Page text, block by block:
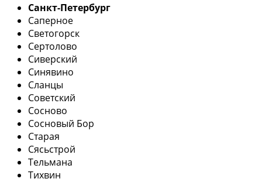
Санкт-Петербург
Саперное
Светогорск
Сертолово
Сиверский
Синявино
Сланцы
Советский
Сосново
Сосновый Бор
Старая
Сясьстрой
Тельмана
Тихвин